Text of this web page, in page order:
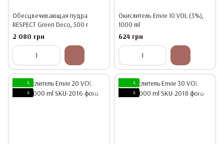
Обесцвечивающая пудра
RESPECT Green Deco, 500 г
2 080 грн
Окислитель Envie 10 VOL (3%),
1000 ml
624 грн
4
4
4
4